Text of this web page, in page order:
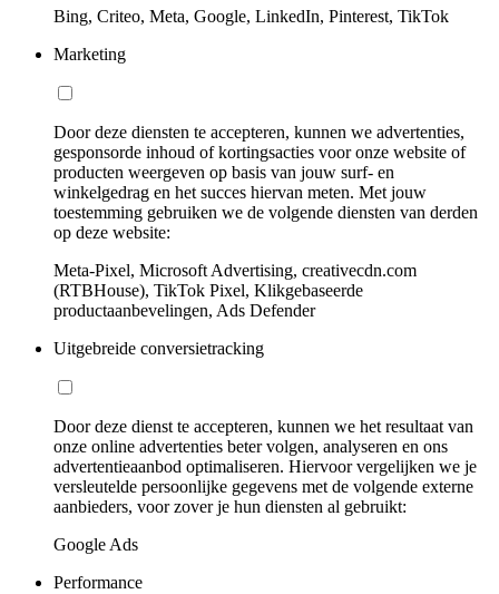
Bing, Criteo, Meta, Google, LinkedIn, Pinterest, TikTok
Marketing
Door deze diensten te accepteren, kunnen we advertenties,
gesponsorde inhoud of kortingsacties voor onze website of
producten weergeven op basis van jouw surf- en
winkelgedrag en het succes hiervan meten. Met jouw
toestemming gebruiken we de volgende diensten van derden
op deze website:
Meta-Pixel, Microsoft Advertising, creativecdn.com
(RTBHouse), TikTok Pixel, Klikgebaseerde
productaanbevelingen, Ads Defender
Uitgebreide conversietracking
Door deze dienst te accepteren, kunnen we het resultaat van
onze online advertenties beter volgen, analyseren en ons
advertentieaanbod optimaliseren. Hiervoor vergelijken we je
versleutelde persoonlijke gegevens met de volgende externe
aanbieders, voor zover je hun diensten al gebruikt:
Google Ads
Performance